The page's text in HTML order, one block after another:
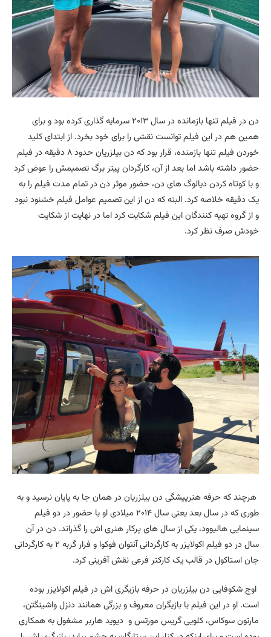
دن در فیلم تنها بازمانده در سال ۲۰۱۳ سرمایه گذاری کرده بود و برای
همین هم در این فیلم توانست نقشی را برای خود بخرد. از ابتدای کلید
خوردن فیلم تنها بازمنده، قرار بود که دن بیلزریان حدود ۸ دقیقه در فیلم
حضور داشته باشد اما بعد از آن، کارگردان پیتر برگ تصمیمش را عوض کرد
و با کوتاه کردن دیالوگ های دن، حضور موثر دن در تمام مدت فیلم را به
یک دقیقه خلاصه کرد. البته که دن از این تصمیم عوامل فیلم خشنود نبود
و از گروه تهیه کنندگان این فیلم شکایت کرد اما در نهایت از شکایت
خودش صرف نظر کرد.
هرچند که حرفه هنرپیشگی دن بیلزریان در همان جا به پایان نرسید و به
طوری که در سال بعد یعنی سال ۲۰۱۴ میلادی او با حضور در دو فیلم
سینمایی هالیوود، یکی از سال های پرکار هنری اش را گذراند. دن در آن
سال در دو فیلم اکولایزر به کارگردانی آنتوان فوکوا و فرار گربه ۲ به کارگردانی
جان استاکول در قالب یک کارکتر فرعی نقش آفرینی کرد.
اوج شکوفایی دن بیلزریان در حرفه بازیگری اش در فیلم اکولایزر بوده
است. او در این فیلم با بازیگران معروف و بزرگی همانند دنزل واشینگتن،
مارتون سوکاس، کلویی گریس مورتس و دیوید هاربر مشغول به همکاری